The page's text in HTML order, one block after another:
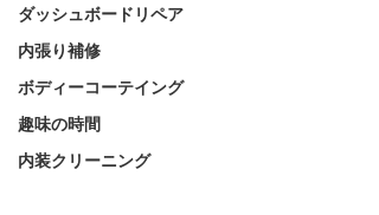
ダッシュボードリペア
内張り補修
ボディーコーテイング
趣味の時間
内装クリーニング